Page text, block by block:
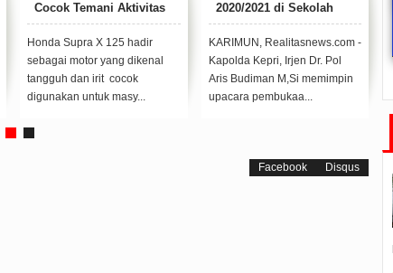
Cocok Temani Aktivitas
Anak Muda di Kepri
Honda Supra X 125 hadir
sebagai motor yang dikenal
tangguh dan irit cocok
digunakan untuk masy...
2020/2021 di Sekolah
Polisi Negara Polda Kepri
KARIMUN, Realitasnews.com -
Kapolda Kepri, Irjen Dr. Pol
Aris Budiman M,Si memimpin
upacara pembukaa...
Facebook Disqus
Pembangunan Batam
2019/07/160 Comments
Kesiapan Pelebaran Jalan
2019/06/19 0 Comments
Silahturahmi Dan Komunikasi
Dengan Masyarakat
2019/05/14 0